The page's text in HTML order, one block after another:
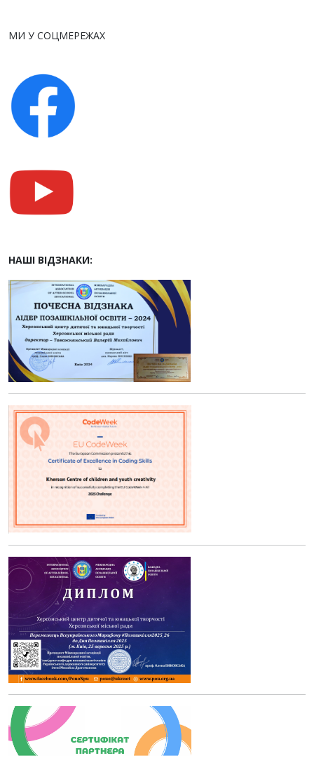
МИ У СОЦМЕРЕЖАХ
НАШІ ВІДЗНАКИ: